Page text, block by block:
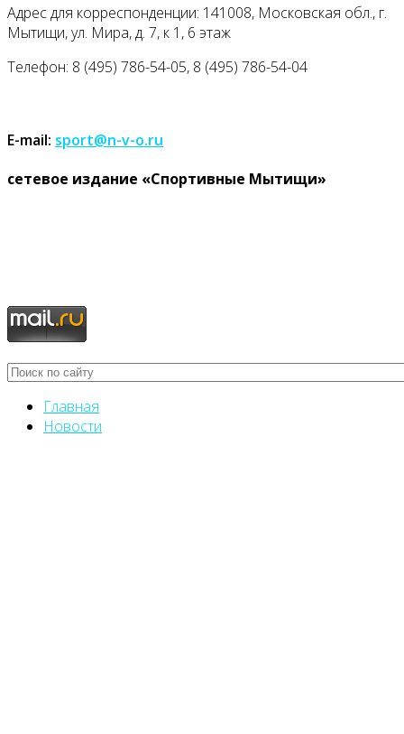
Адрес для корреспонденции: 141008, Московская обл., г.
Мытищи, ул. Мира, д. 7, к 1, 6 этаж
Телефон: 8 (495) 786-54-05, 8 (495) 786-54-04
E-mail: sport@n-v-o.ru
cетевое издание «Спортивные Мытищи»
Главная
Новости